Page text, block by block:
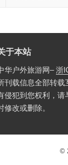
于本站
华户外旅游网–浙
刊载信息全部转
侵犯到您权利，请
修改或删除。
©